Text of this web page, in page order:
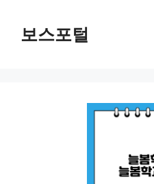
보스포털